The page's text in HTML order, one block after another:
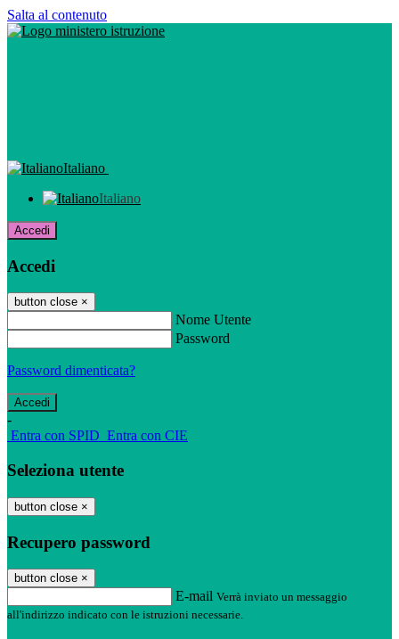
Salta al contenuto
Italiano
Italiano
Accedi
Accedi
button close ×
Nome Utente
Password
Password dimenticata?
-
Entra con SPID Entra con CIE
Seleziona utente
button close ×
Recupero password
button close ×
E-mail Verrà inviato un messaggio
all'indirizzo indicato con le istruzioni necessarie.